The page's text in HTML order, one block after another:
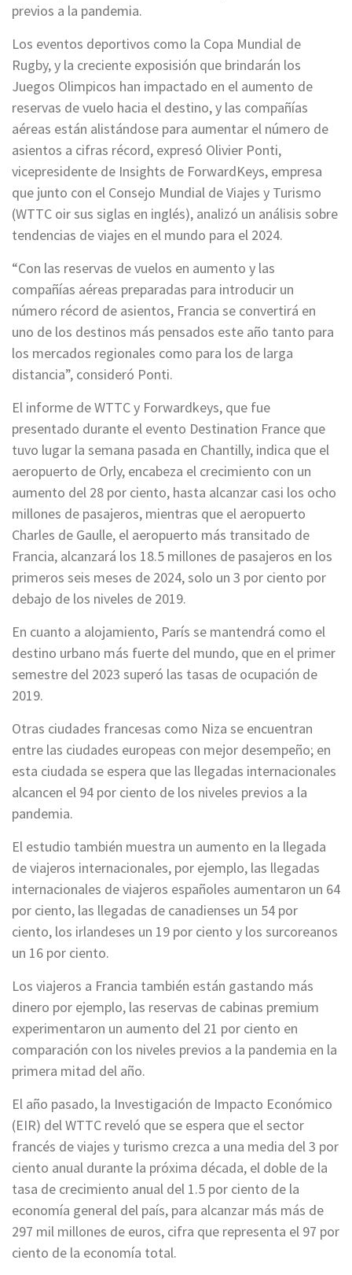
previos a la pandemia.
Los eventos deportivos como la Copa Mundial de
Rugby, y la creciente exposisión que brindarán los
Juegos Olimpicos han impactado en el aumento de
reservas de vuelo hacia el destino, y las compañías
aéreas están alistándose para aumentar el número de
asientos a cifras récord, expresó Olivier Ponti,
vicepresidente de Insights de ForwardKeys, empresa
que junto con el Consejo Mundial de Viajes y Turismo
(WTTC oir sus siglas en inglés), analizó un análisis sobre
tendencias de viajes en el mundo para el 2024.
“Con las reservas de vuelos en aumento y las
compañías aéreas preparadas para introducir un
número récord de asientos, Francia se convertirá en
uno de los destinos más pensados este año tanto para
los mercados regionales como para los de larga
distancia”, consideró Ponti.
El informe de WTTC y Forwardkeys, que fue
presentado durante el evento Destination France que
tuvo lugar la semana pasada en Chantilly, indica que el
aeropuerto de Orly, encabeza el crecimiento con un
aumento del 28 por ciento, hasta alcanzar casi los ocho
millones de pasajeros, mientras que el aeropuerto
Charles de Gaulle, el aeropuerto más transitado de
Francia, alcanzará los 18.5 millones de pasajeros en los
primeros seis meses de 2024, solo un 3 por ciento por
debajo de los niveles de 2019.
En cuanto a alojamiento, París se mantendrá como el
destino urbano más fuerte del mundo, que en el primer
semestre del 2023 superó las tasas de ocupación de
2019.
Otras ciudades francesas como Niza se encuentran
entre las ciudades europeas con mejor desempeño; en
esta ciudada se espera que las llegadas internacionales
alcancen el 94 por ciento de los niveles previos a la
pandemia.
El estudio también muestra un aumento en la llegada
de viajeros internacionales, por ejemplo, las llegadas
internacionales de viajeros españoles aumentaron un 64
por ciento, las llegadas de canadienses un 54 por
ciento, los irlandeses un 19 por ciento y los surcoreanos
un 16 por ciento.
Los viajeros a Francia también están gastando más
dinero por ejemplo, las reservas de cabinas premium
experimentaron un aumento del 21 por ciento en
comparación con los niveles previos a la pandemia en la
primera mitad del año.
El año pasado, la Investigación de Impacto Económico
(EIR) del WTTC reveló que se espera que el sector
francés de viajes y turismo crezca a una media del 3 por
ciento anual durante la próxima década, el doble de la
tasa de crecimiento anual del 1.5 por ciento de la
economía general del país, para alcanzar más más de
297 mil millones de euros, cifra que representa el 97 por
ciento de la economía total.